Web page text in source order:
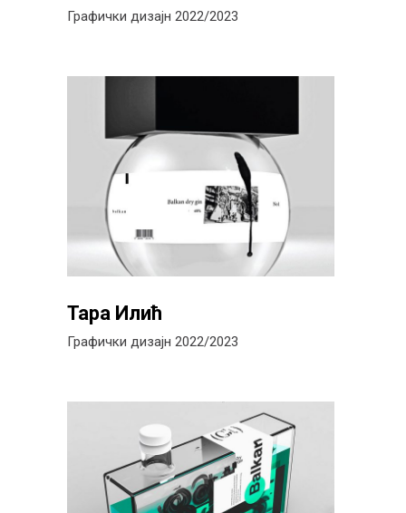
Графички дизајн 2022/2023
Тара Илић
Графички дизајн 2022/2023